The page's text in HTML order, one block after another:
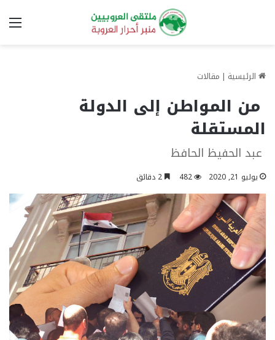
الرئيسية | مقالات
من المواطن إلى الدولة
المستقلة
عبد الحفيظ الحافظ
يوليو 21, 2020 482